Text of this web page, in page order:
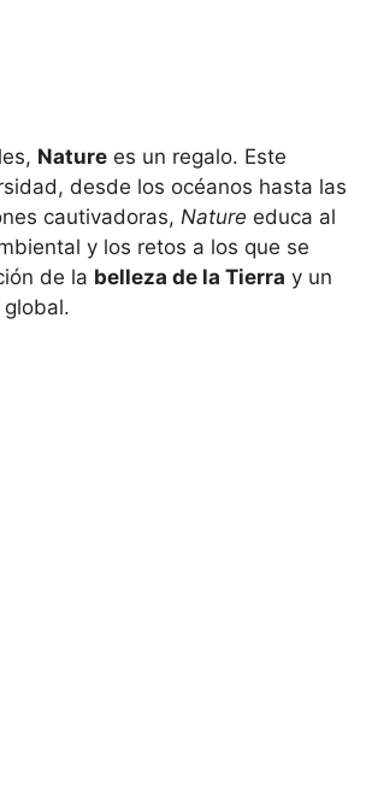
Nature es un regalo. Este
desde los océanos hasta las
cautivadoras, Nature educa al
y los retos a los que se
de la belleza de la Tierra y un